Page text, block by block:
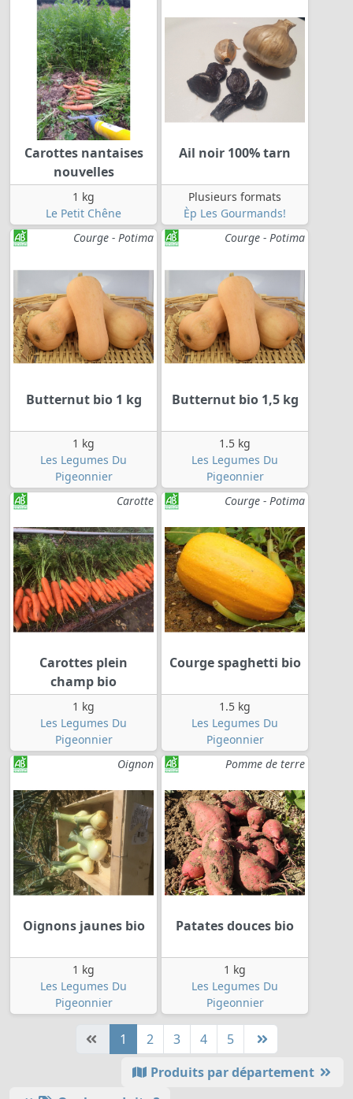
Carottes nantaises
nouvelles
1 kg
Le Petit Chêne
Ail noir 100% tarn
Plusieurs formats
Èp Les Gourmands!
Courge - Potima
Butternut bio 1 kg
1 kg
Les Legumes Du
Pigeonnier
Courge - Potima
Butternut bio 1,5 kg
1.5 kg
Les Legumes Du
Pigeonnier
Carotte
Carottes plein
champ bio
1 kg
Les Legumes Du
Pigeonnier
Courge - Potima
Courge spaghetti bio
1.5 kg
Les Legumes Du
Pigeonnier
Oignon
Oignons jaunes bio
1 kg
Les Legumes Du
Pigeonnier
Pomme de terre
Patates douces bio
1 kg
Les Legumes Du
Pigeonnier
1 2 3 4
5
Produits par département